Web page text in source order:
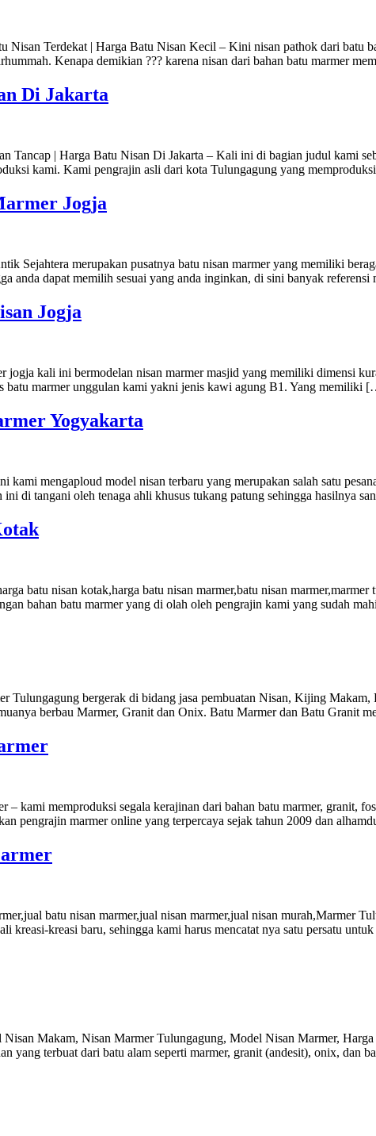
Nisan Terdekat | Harga Batu Nisan Kecil – Kini nisan pathok dari batu
Kenapa demikian ??? karena nisan dari bahan batu marmer
Di Jakarta
Tancap | Harga Batu Nisan Di Jakarta – Kali ini di bagian judul kami
kami. Kami pengrajin asli dari kota Tulungagung yang
Jogja
Sejahtera merupakan pusatnya batu nisan marmer yang memiliki
anda dapat memilih sesuai yang anda inginkan, di sini banyak
Jogja
jogja kali ini bermodelan nisan marmer masjid yang memiliki dimensi
batu marmer unggulan kami yakni jenis kawi agung B1. Yang memiliki
Yogyakarta
mengaploud model nisan terbaru yang merupakan salah satu
di tangani oleh tenaga ahli khusus tukang patung sehingga hasilnya
batu nisan kotak,harga batu nisan marmer,batu nisan
bahan batu marmer yang di olah oleh pengrajin kami yang sudah
bergerak di bidang jasa pembuatan Nisan, Kijing Makam,
berbau Marmer, Granit dan Onix. Batu Marmer dan Batu Granit
kami memproduksi segala kerajinan dari bahan batu marmer, granit,
pengrajin marmer online yang terpercaya sejak tahun 2009 dan
batu nisan marmer,jual nisan marmer,jual nisan murah,Marmer
kreasi-kreasi baru, sehingga kami harus mencatat nya satu persatu
Makam, Nisan Marmer Tulungagung, Model Nisan Marmer,
yang terbuat dari batu alam seperti marmer, granit (andesit), onix,